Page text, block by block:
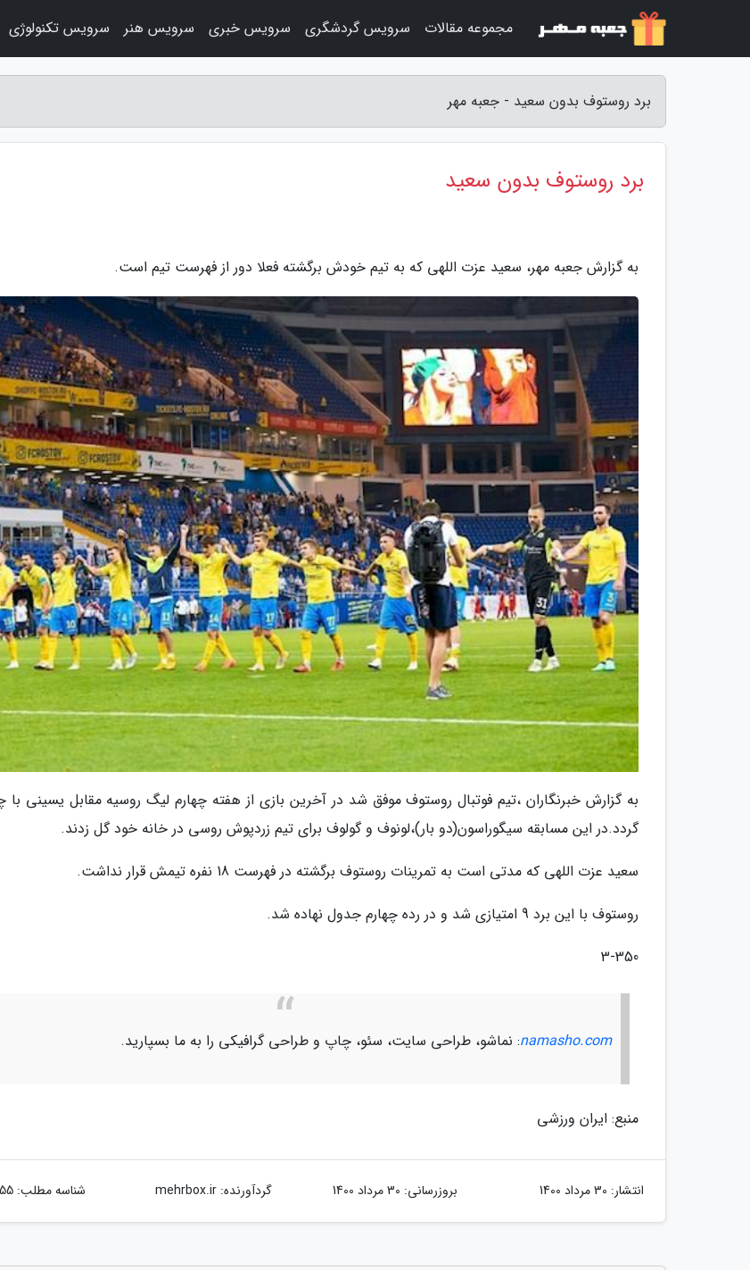
برد روستوف بدون سعید - جعبه مهر
برد روستوف بدون سعید
به گزارش جعبه مهر، سعید عزت اللهی که به تیم خودش برگشته فعلا دور از فهرست تیم است.
به گزارش خبرنگاران ،تیم فوتبال روستوف موفق شد در آخرین بازی از هفته چهارم لیگ روسیه مقابل یسینی با
گردد.در این مسابقه سیگوراسون(دو بار)،لونوف و گولوف برای تیم زردپوش روسی در خانه خود گل زدند.
سعید عزت اللهی که مدتی است به تمرینات روستوف برگشته در فهرست 18 نفره تیمش قرار نداشت.
روستوف با این برد 9 امتیازی شد و در رده چهارم جدول نهاده شد.
3-350
namasho.com: نماشو، طراحی سایت، سئو، چاپ و طراحی گرافیکی را به ما بسپارید.
منبع: ایران ورزشی
انتشار: 30 مرداد 1400 بروزرسانی: 30 مرداد 1400 گردآورنده:mehrbox.ir شناسه مطلب: 155
مجموعه مقالات سرویس گردشگری سرویس خبری سرویس هنر سرویس تکنولوژی